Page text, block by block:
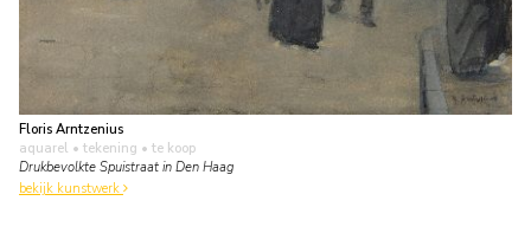
Floris Arntzenius
aquarel • tekening • te koop
Drukbevolkte Spuistraat in Den Haag
bekijk kunstwerk